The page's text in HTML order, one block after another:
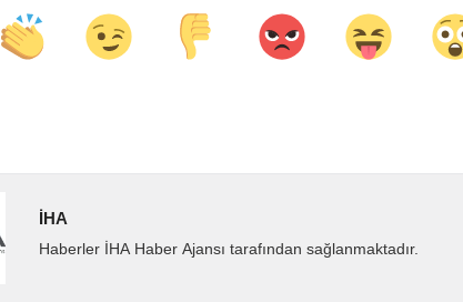
İHA
Haberler İHA Haber Ajansı tarafından sağlanmaktadır.